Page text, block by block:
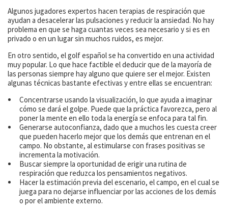
Algunos jugadores expertos hacen terapias de respiración que
ayudan a desacelerar las pulsaciones y reducir la ansiedad. No hay
problema en que se haga cuantas veces sea necesario y si es en
privado o en un lugar sin muchos ruidos, es mejor.
En otro sentido, el golf español se ha convertido en una actividad
muy popular. Lo que hace factible el deducir que de la mayoría de
las personas siempre hay alguno que quiere ser el mejor. Existen
algunas técnicas bastante efectivas y entre ellas se encuentran:
Concentrarse usando la visualización, lo que ayuda a imaginar
cómo se dará el golpe. Puede que la práctica favorezca, pero al
poner la mente en ello toda la energía se enfoca para tal fin.
Generarse autoconfianza, dado que a muchos les cuesta creer
que pueden hacerlo mejor que los demás que entrenan en el
campo. No obstante, al estimularse con frases positivas se
incrementa la motivación.
Buscar siempre la oportunidad de erigir una rutina de
respiración que reduzca los pensamientos negativos.
Hacer la estimación previa del escenario, el campo, en el cual se
juega para no dejarse influenciar por las acciones de los demás
o por el ambiente externo.